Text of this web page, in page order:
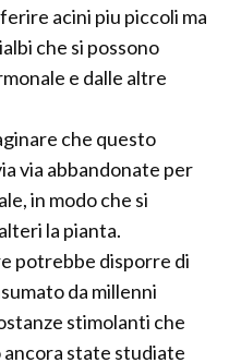
acini piu piccoli ma
che si possono
e dalle altre
che questo
via abbandonate per
in modo che si
la pianta.
potrebbe disporre di
da millenni
stimolanti che
state studiate